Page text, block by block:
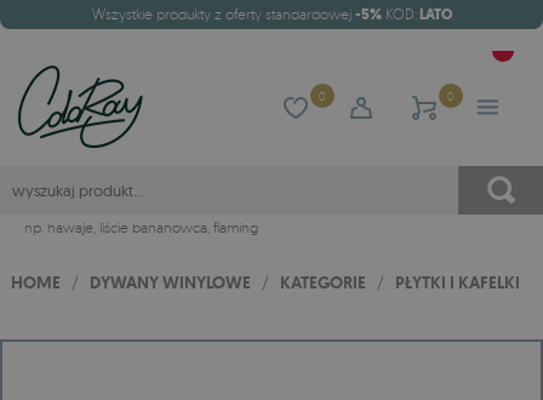
Wszystkie produkty z oferty standardowej -5%KOD:LATO
0 0
np. hawaje, liście bananowca, flaming
HOME / DYWANY WINYLOWE / KATEGORIE / PŁYTKI I KAFELKI